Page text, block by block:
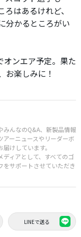
はあるけれど、
分かるところがい
ンエア予定。果た
お楽しみに！
みんなのQ&A、新製品情報
ーニュースやリーダーボ
けしています。
ィアとして、すべてのゴ
をサポートさせていただき
LINEで送る